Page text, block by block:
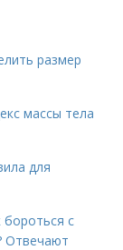
размер
массы тела
для
бороться с
Отвечают